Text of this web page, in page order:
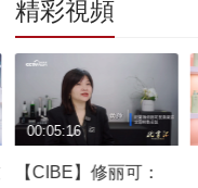
精彩視頻
【CIBE】修丽可：
00:05:16